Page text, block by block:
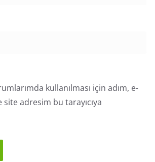
kullanılması için adım, e-
adresim bu tarayıcıya